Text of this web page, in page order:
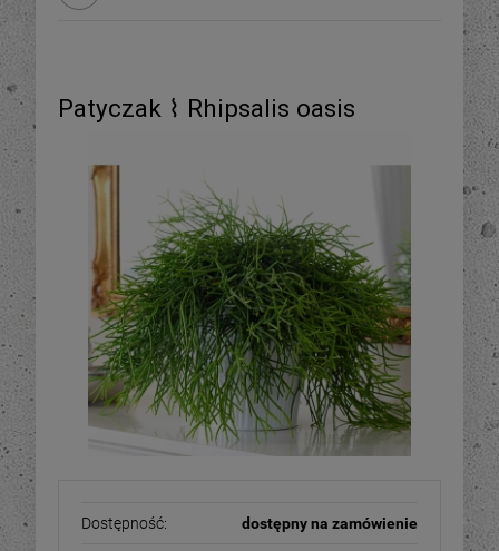
Patyczak ⌇ Rhipsalis oasis
Dostępność: dostępny na zamówienie